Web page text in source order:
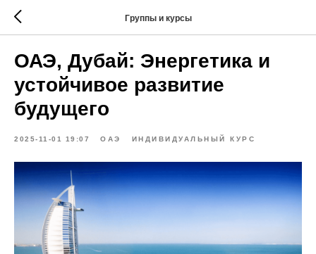
Группы и курсы
ОАЭ, Дубай: Энергетика и
устойчивое развитие
будущего
2025-11-01 19:07 ОАЭ ИНДИВИДУАЛЬНЫЙ КУРС